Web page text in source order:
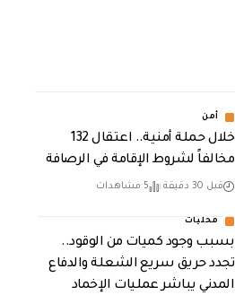
أمن
خلال حملة أمنية.. اعتقال 132
مخالفاً لشروط الإقامة في الرصافة
قبل 30 دقيقة 5 مشاهدات
محليات
بسبب وجود كميات من الوقود..
تجدد حريق سريع الشعلة والدفاع
المدني يباشر عمليات الإخماد